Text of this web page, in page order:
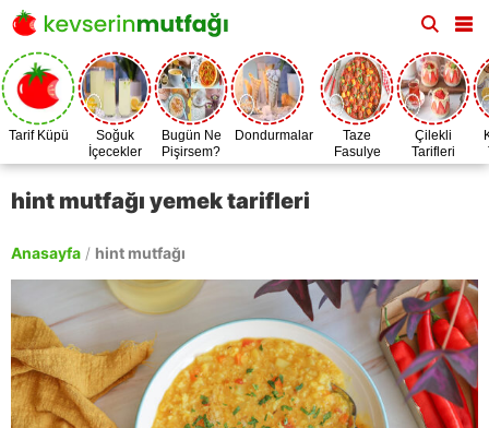
Tarif Küpü
Soğuk
İçecekler
Bugün Ne
Pişirsem?
Dondurmalar
Taze
Fasulye
Zamanı
Çilekli
Tarifleri
hint mutfağı yemek tarifleri
Anasayfa / hint mutfağı